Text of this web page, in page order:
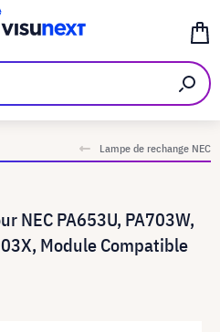
Lampe de rechange NEC
NEC PA653U, PA703W,
Module Compatible